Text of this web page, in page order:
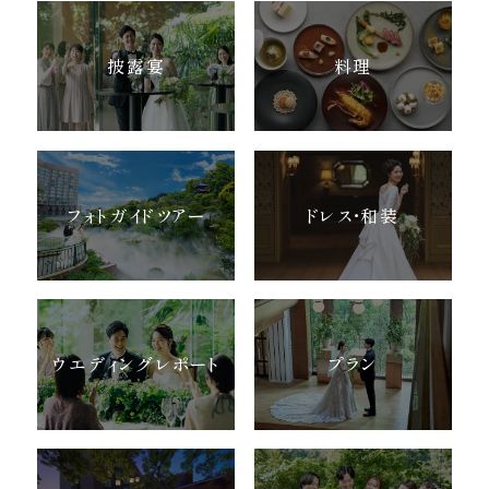
お問合せ ・ 資料請求
ブライダルフェア
ホテル椿山荘東京
TEL.03-3943-0417
営業時間 11:00〜18:00（土日祝 10:00〜19:00）
定休日 火曜日（祝除く）
〒112-8680 東京都文京区関口2-10-8
ホテルサイト
披露宴 料理
フォトガイドツアー ドレス・和装
ウエディングレポート プラン